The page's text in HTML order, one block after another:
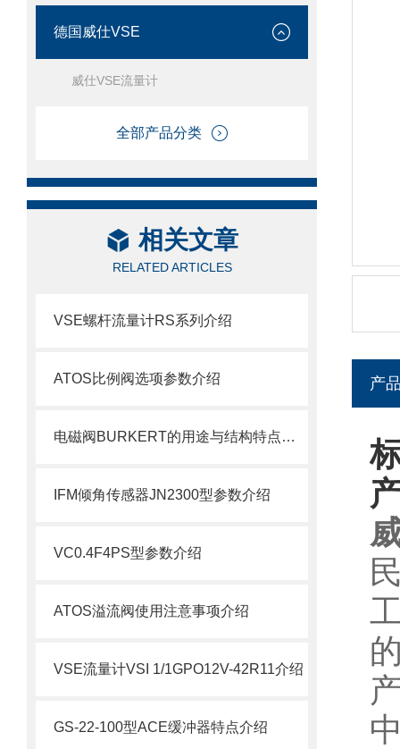
德国威仕VSE
威仕VSE流量计
全部产品分类
相关文章
RELATED ARTICLES
VSE螺杆流量计RS系列介绍
ATOS比例阀选项参数介绍
电磁阀BURKERT的用途与结构特点介绍
IFM倾角传感器JN2300型参数介绍
VC0.4F4PS型参数介绍
ATOS溢流阀使用注意事项介绍
VSE流量计VSI 1/1GPO12V-42R11介绍
GS-22-100型ACE缓冲器特点介绍
产